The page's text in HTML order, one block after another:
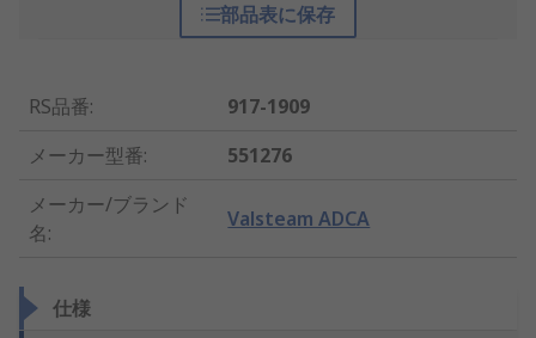
部品表に保存
RS品番:
917-1909
メーカー型番:
551276
メーカー/ブランド
名:
Valsteam ADCA
仕様